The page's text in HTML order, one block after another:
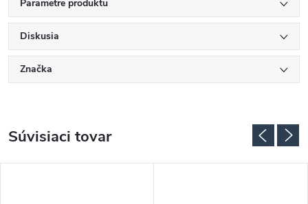
Parametre produktu
Diskusia
Značka
Súvisiaci tovar